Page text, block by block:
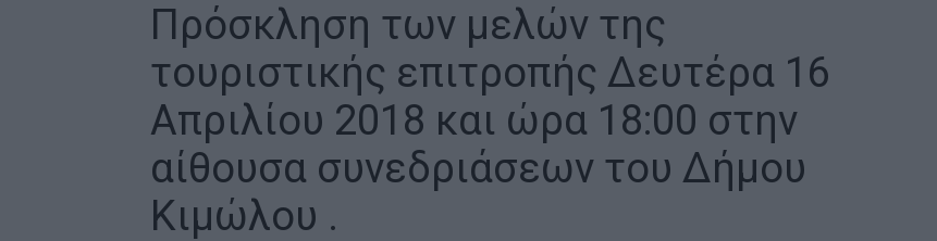
Πρόσκληση των μελών της
τουριστικής επιτροπής Δευτέρα 16
Απριλίου 2018 και ώρα 18:00 στην
αίθουσα συνεδριάσεων του Δήμου
Κιμώλου .